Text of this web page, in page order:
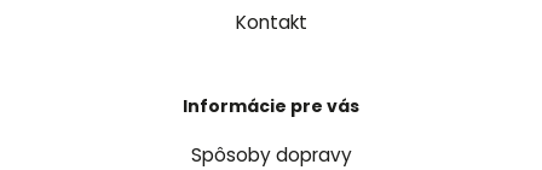
Kontakt
Informácie pre vás
Spôsoby dopravy